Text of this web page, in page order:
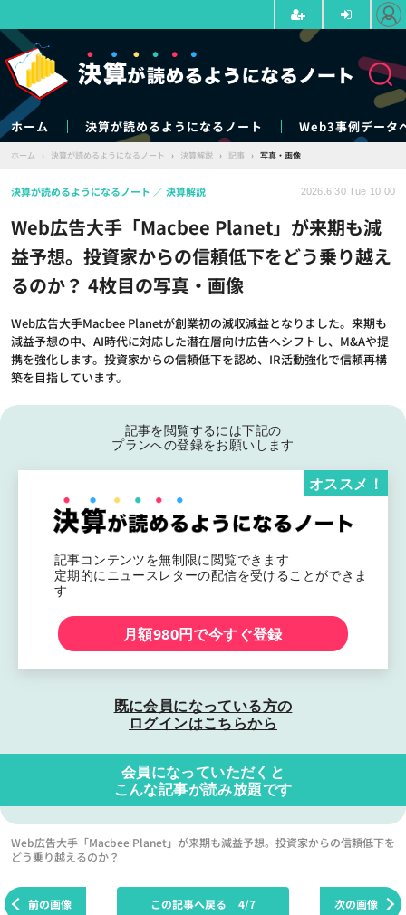
ホーム 決算が読めるようになるノート Web3事例データ
ホーム › 決算が読めるようになるノート › 決算解説 › 記事 › 写真・画像
Web広告大手「Macbee Planet」が来期も減
益予想。投資家からの信頼低下をどう乗り越え
るのか？ 4枚目の写真・画像
Web広告大手Macbee Planetが創業初の減収減益となりました。来期も
減益予想の中、AI時代に対応した潜在層向け広告へシフトし、M&Aや提
携を強化します。投資家からの信頼低下を認め、IR活動強化で信頼再構
築を目指しています。
決算が読めるようになるノート 決算解説 2026.6.30 Tue 10:00
記事を閲覧するには下記の
プランへの登録をお願いします
記事コンテンツを無制限に閲覧できます
定期的にニュースレターの配信を受けることができま
す
オススメ！
月額980円で今すぐ登録
既に会員になっている方の
ログインはこちらから
会員になっていただくと
こんな記事が読み放題です
Web広告大手「Macbee Planet」が来期も減益予想。投資家からの信頼低下を
どう乗り越えるのか？
前の画像 次の画像
この記事へ戻る 4/7